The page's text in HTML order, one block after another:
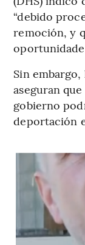
“debido
remoción, y
Sin
aseguran
gobierno
deportación